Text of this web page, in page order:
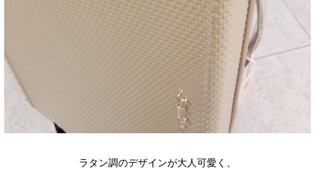
ラタン調のデザインが大人可愛く、